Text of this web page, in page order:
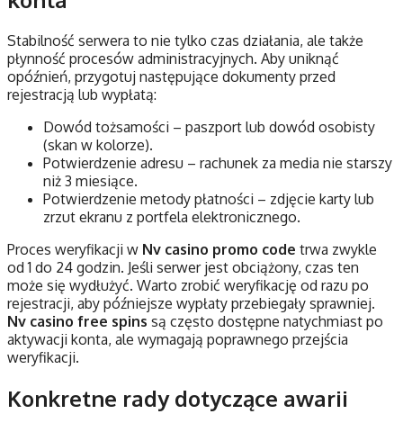
Stabilność serwera to nie tylko czas działania, ale także
płynność procesów administracyjnych. Aby uniknąć
opóźnień, przygotuj następujące dokumenty przed
rejestracją lub wypłatą:
Dowód tożsamości – paszport lub dowód osobisty
(skan w kolorze).
Potwierdzenie adresu – rachunek za media nie starszy
niż 3 miesiące.
Potwierdzenie metody płatności – zdjęcie karty lub
zrzut ekranu z portfela elektronicznego.
Proces weryfikacji w Nv casino promo code trwa zwykle
od 1 do 24 godzin. Jeśli serwer jest obciążony, czas ten
może się wydłużyć. Warto zrobić weryfikację od razu po
rejestracji, aby późniejsze wypłaty przebiegały sprawniej.
Nv casino free spins są często dostępne natychmiast po
aktywacji konta, ale wymagają poprawnego przejścia
weryfikacji.
Konkretne rady dotyczące awarii